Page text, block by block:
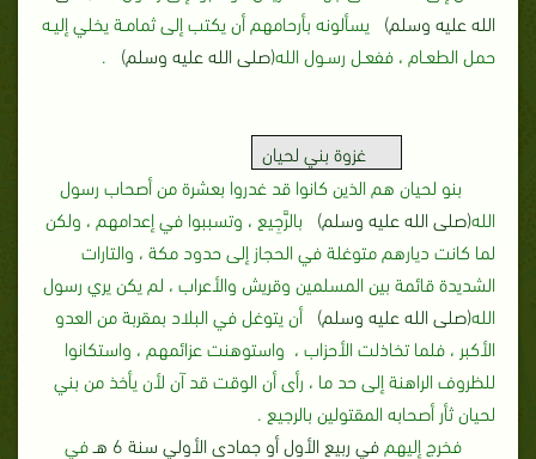
الله عليه وسلم)
يسألونه بأرحامهم أن يكتب إلى ثمامـة يخلي إليـه
حمل الطعـام ، ففعـل رسـول الله(صلى الله عليه وسلم) .
غزوة بني لحيان
بنو لحيان هم الذين كانوا قد غدروا بعشرة من أصحاب رسول
الله(صلى الله عليه وسلم)
بالرَّجِيع ، وتسببوا في إعدامهم ، ولكن
لما كانت ديارهم متوغلة في الحجاز إلى حدود مكة ‏، والتارات
الشديدة قائمة بين المسلمين وقريش والأعراب ، لم يكن يري رسول
الله(صلى الله عليه وسلم) أن يتوغل في البلاد بمقربة من العدو
الأكبر ، فلما تخاذلت الأحزاب ، واستوهنت عزائمهم ، واستكانوا
للظروف الراهنة إلى حد ما ، رأى أن الوقت قد آن لأن يأخذ من بني
لحيان ثأر أصحابه المقتولين بالرجيع .
فخرج إليهم في ربيع الأول أو جمادى الأولي سنة 6 هـ
في